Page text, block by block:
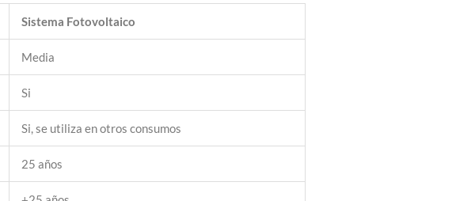
Sistema Fotovoltaico
Media
Si
Si, se utiliza en otros consumos
25 años